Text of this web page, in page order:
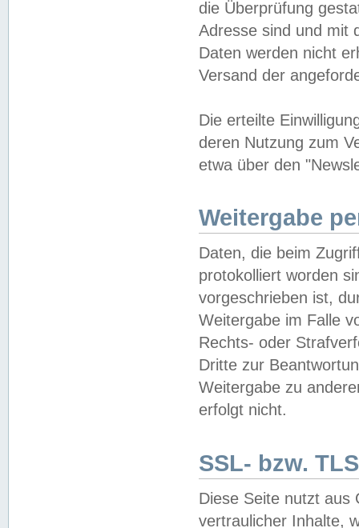
die Überprüfung
Adresse sind und mit
Daten werden nicht
Versand der
Die erteilte
deren Nutzung zum
etwa über den
Weitergabe
Daten, die beim
protokolliert worden
vorgeschrieben ist,
Weitergabe im Falle
Rechts- oder
Dritte zur
Weitergabe zu
erfolgt nicht.
SSL- bzw.
Diese Seite nutzt aus
vertraulicher Inhalte,